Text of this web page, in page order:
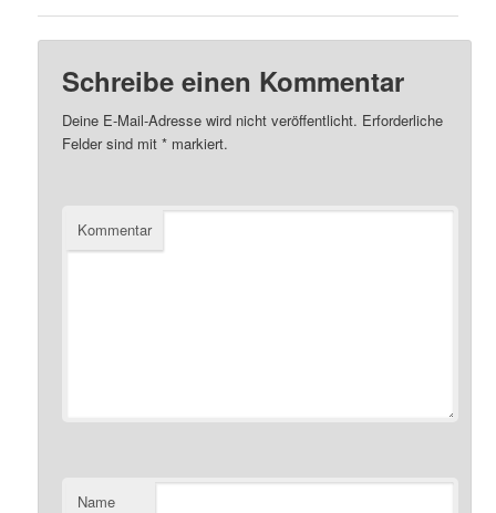
Schreibe einen Kommentar
Deine E-Mail-Adresse wird nicht veröffentlicht. Erforderliche
Felder sind mit* markiert.
Kommentar
Name